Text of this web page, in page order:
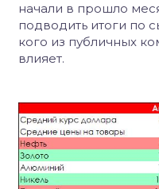
начали в прошло
подводить итоги по
кого из публичных
влияет.